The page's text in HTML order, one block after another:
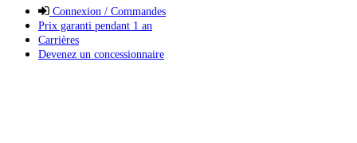
Connexion / Commandes
Prix garanti pendant 1 an
Carrières
Devenez un concessionnaire